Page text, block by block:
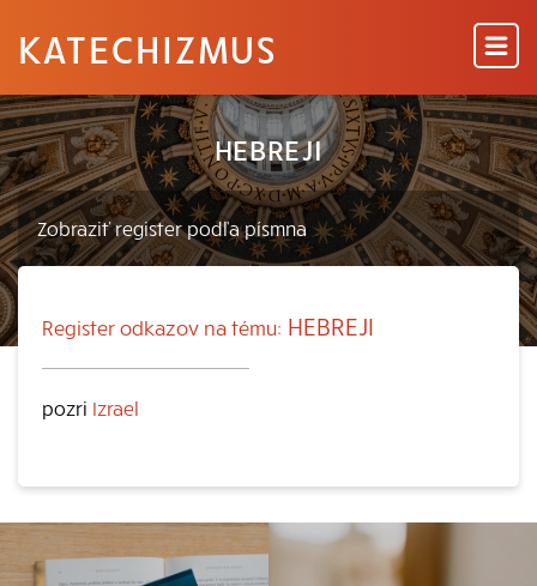
KATECHIZMUS
HEBREJI
Register odkazov na tému: HEBREJI
pozri Izrael